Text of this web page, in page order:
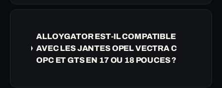
ALLOYGATOR EST-IL COMPATIBLE
AVEC LES JANTES OPEL VECTRA C
OPC ET GTS EN 17 OU 18 POUCES ?